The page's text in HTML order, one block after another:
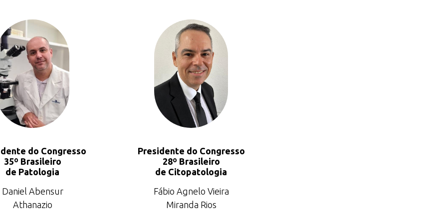
do Congresso
35º Brasileiro
de Patologia
Daniel Abensur
Athanazio
Presidente do Congresso
28º Brasileiro
de Citopatologia
Fábio Agnelo Vieira
Miranda Rios